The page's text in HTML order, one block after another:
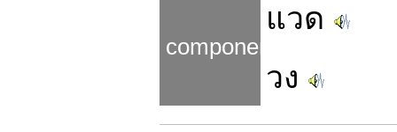
components
แวด
วง